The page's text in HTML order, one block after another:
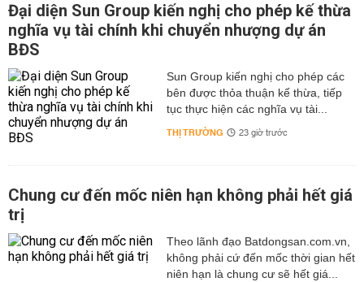
Đại diện Sun Group kiến nghị cho phép kế thừa
nghĩa vụ tài chính khi chuyển nhượng dự án
BĐS
Sun Group kiến nghị cho phép các
bên được thỏa thuận kế thừa, tiếp
tục thực hiện các nghĩa vụ tài...
THỊ TRƯỜNG 23 giờ trước
Chung cư đến mốc niên hạn không phải hết giá
trị
Theo lãnh đạo Batdongsan.com.vn,
không phải cứ đến mốc thời gian hết
niên hạn là chung cư sẽ hết giá...